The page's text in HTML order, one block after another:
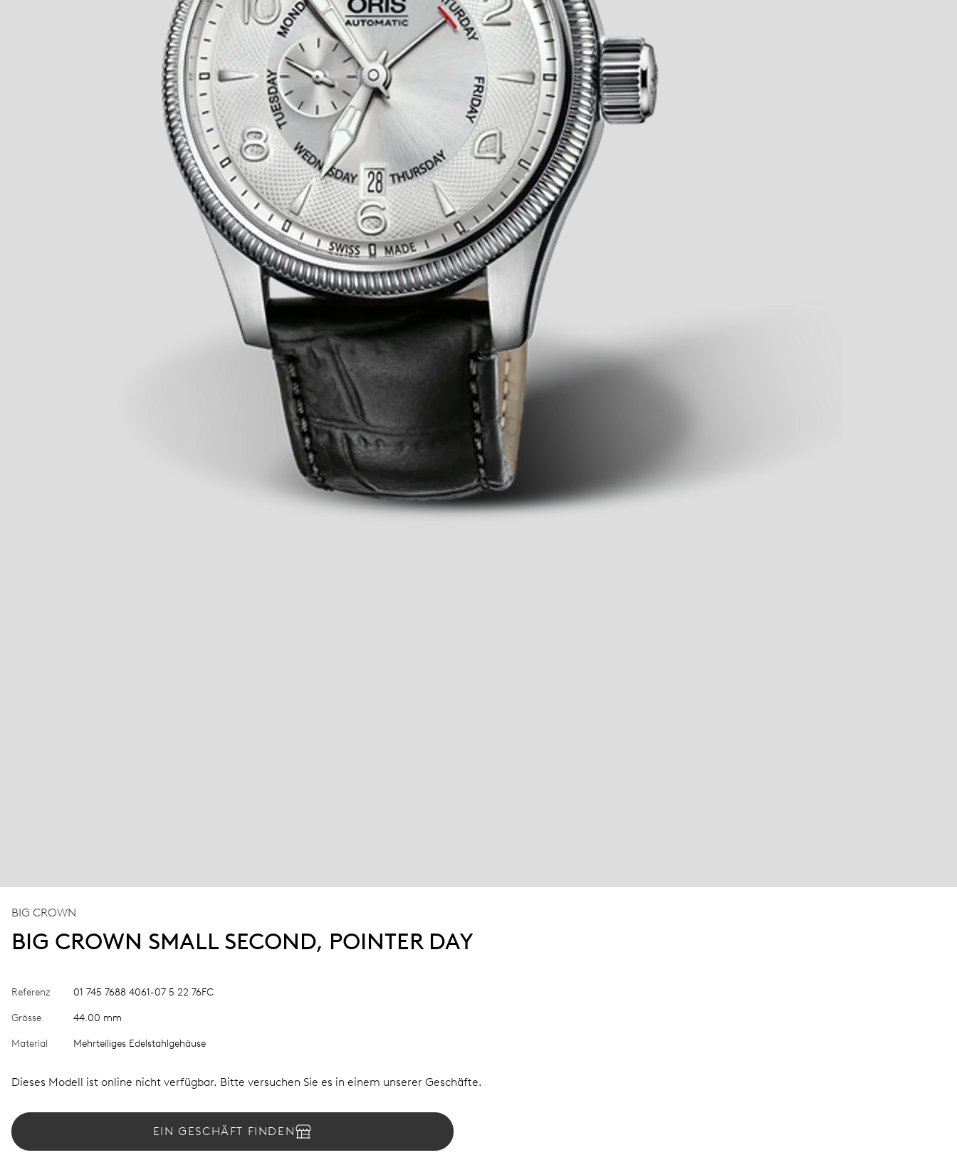
BIG CROWN
BIG CROWN SMALL SECOND, POINTER DAY
Referenz 01 745 7688 4061-07 5 22 76FC
Grösse 44.00 mm
Material Mehrteiliges Edelstahlgehäuse
Dieses Modell ist online nicht verfügbar. Bitte versuchen Sie es in einem unserer Geschäfte.
EIN GESCHÄFT FINDEN